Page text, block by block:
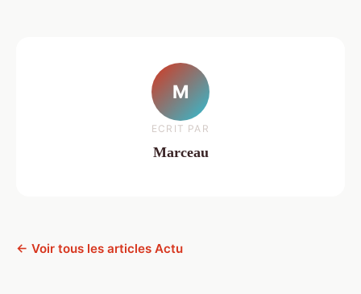
M
ECRIT PAR
Marceau
← Voir tous les articles Actu